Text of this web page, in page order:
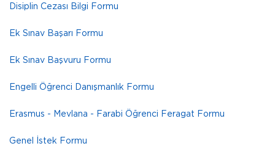
Disiplin Cezası Bilgi Formu
Ek Sınav Başarı Formu
Ek Sınav Başvuru Formu
Engelli Öğrenci Danışmanlık Formu
Erasmus - Mevlana - Farabi Öğrenci Feragat Formu
Genel İstek Formu